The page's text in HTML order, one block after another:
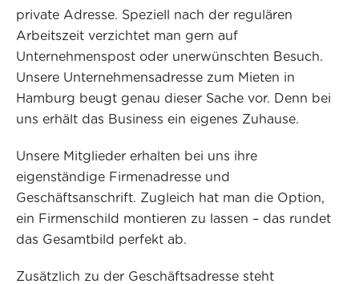
private Adresse. Speziell nach der regulären
Arbeitszeit verzichtet man gern auf
Unternehmenspost oder unerwünschten Besuch.
Unsere Unternehmensadresse zum Mieten in
Hamburg beugt genau dieser Sache vor. Denn bei
uns erhält das Business ein eigenes Zuhause.
Unsere Mitglieder erhalten bei uns ihre
eigenständige Firmenadresse und
Geschäftsanschrift. Zugleich hat man die Option,
ein Firmenschild montieren zu lassen – das rundet
das Gesamtbild perfekt ab.
Zusätzlich zu der Geschäftsadresse steht